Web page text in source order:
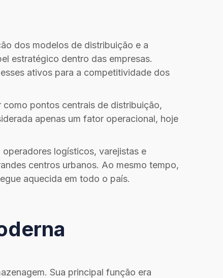
dos modelos de distribuição e a
estratégico dentro das empresas.
ativos para a competitividade dos
pontos centrais de distribuição,
apenas um fator operacional, hoje
logísticos, varejistas e
centros urbanos. Ao mesmo tempo,
aquecida em todo o país.
Sua principal função era